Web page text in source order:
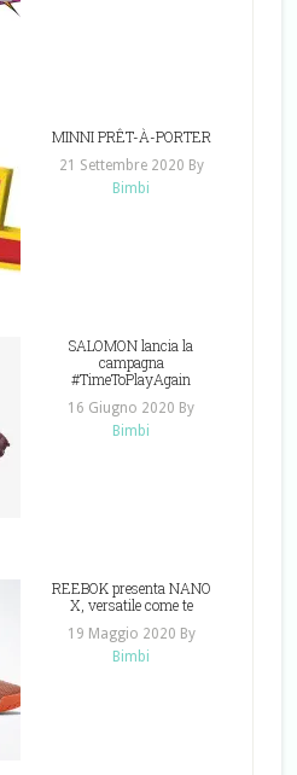
MINNI PRÊT-À-PORTER
21 Settembre 2020 By
Bimbi
SALOMON lancia la
campagna
#TimeToPlayAgain
16 Giugno 2020 By
Bimbi
REEBOK presenta NANO
X, versatile come te
19 Maggio 2020 By
Bimbi